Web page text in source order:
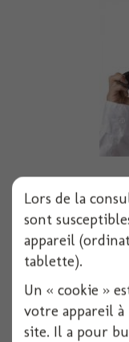
Lors de la
sont
appareil
tablette).
Un « cookie »
votre appareil à
site. Il a pour